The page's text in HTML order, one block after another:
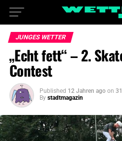
JUNGES WETTER
„Echt fett“ – 2.
Contest
Published 12 Jahren ago on
By stadtmagazin